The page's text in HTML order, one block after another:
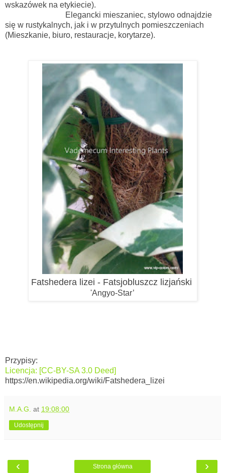
wskazówek na etykiecie).
Elegancki mieszaniec, stylowo odnajdzie
się w rustykalnych, jak i w przytulnych pomieszczeniach
(Mieszkanie, biuro, restauracje, korytarze).
Fatshedera lizei - Fatsjobluszcz lizjański
'Angyo-Star’
Przypisy:
Licencja: [CC-BY-SA 3.0 Deed]
https://en.wikipedia.org/wiki/Fatshedera_lizei
M.A.G. at 19:08:00
Udostępnij
‹ ›
Strona główna